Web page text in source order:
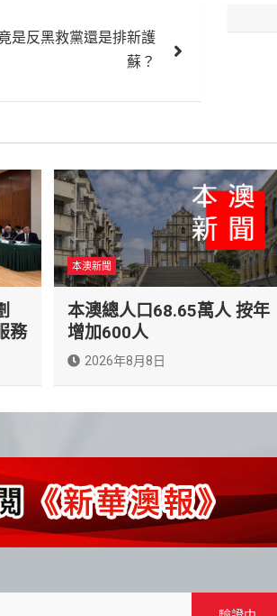
是反黑救黨還是排新護
蘇？
務
本澳新聞
本澳總人口68.65萬人 按年
增加600人
2026年8月8日